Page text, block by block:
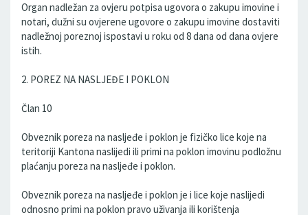
Organ nadležan za ovjeru potpisa ugovora o zakupu imovine i
notari, dužni su ovjerene ugovore o zakupu imovine dostaviti
nadležnoj poreznoj ispostavi u roku od 8 dana od dana ovjere
istih.
2. POREZ NA NASLJEĐE I POKLON
Član 10
Obveznik poreza na nasljeđe i poklon je fizičko lice koje na
teritoriji Kantona naslijedi ili primi na poklon imovinu podložnu
plaćanju poreza na nasljeđe i poklon.
Obveznik poreza na nasljeđe i poklon je i lice koje naslijedi
odnosno primi na poklon pravo uživanja ili korištenja